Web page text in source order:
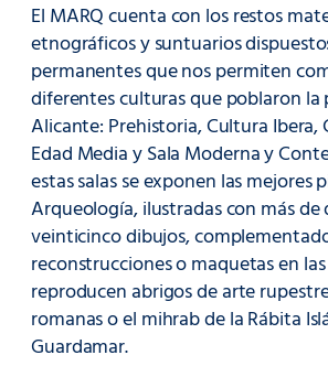
El MARQ cuenta con los restos
etnográficos y suntuarios
permanentes que nos permiten
diferentes culturas que poblaron la
Alicante: Prehistoria, Cultura Ibera,
Edad Media y Sala Moderna y
estas salas se exponen las mejores
Arqueología, ilustradas con más de
veinticinco dibujos,
reconstrucciones o maquetas en
reproducen abrigos de arte
romanas o el mihrab de la Rábita
Guardamar.